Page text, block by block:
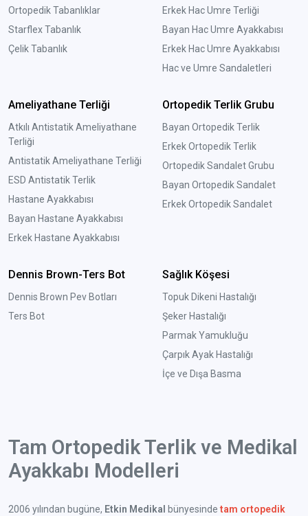
Ortopedik Tabanlıklar
Starflex Tabanlık
Çelik Tabanlık
Erkek Hac Umre Terliği
Bayan Hac Umre Ayakkabısı
Erkek Hac Umre Ayakkabısı
Hac ve Umre Sandaletleri
Ameliyathane Terliği
Atkılı Antistatik Ameliyathane
Terliği
Antistatik Ameliyathane Terliği
ESD Antistatik Terlik
Hastane Ayakkabısı
Bayan Hastane Ayakkabısı
Erkek Hastane Ayakkabısı
Ortopedik Terlik Grubu
Bayan Ortopedik Terlik
Erkek Ortopedik Terlik
Ortopedik Sandalet Grubu
Bayan Ortopedik Sandalet
Erkek Ortopedik Sandalet
Dennis Brown-Ters Bot
Dennis Brown Pev Botları
Ters Bot
Sağlık Köşesi
Topuk Dikeni Hastalığı
Şeker Hastalığı
Parmak Yamukluğu
Çarpık Ayak Hastalığı
İçe ve Dışa Basma
Tam Ortopedik Terlik ve Medikal
Ayakkabı Modelleri
2006 yılından bugüne, Etkin Medikal bünyesindetam ortopedik